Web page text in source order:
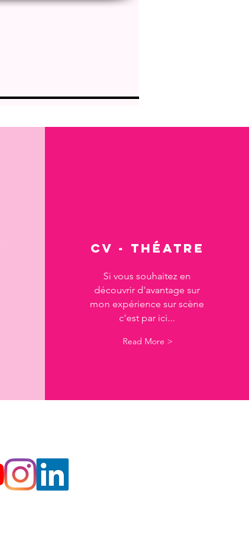
CV - Théatre
Si vous souhaitez en
découvrir d'avantage sur
mon expérience sur scène
c'est par ici...
Read More >